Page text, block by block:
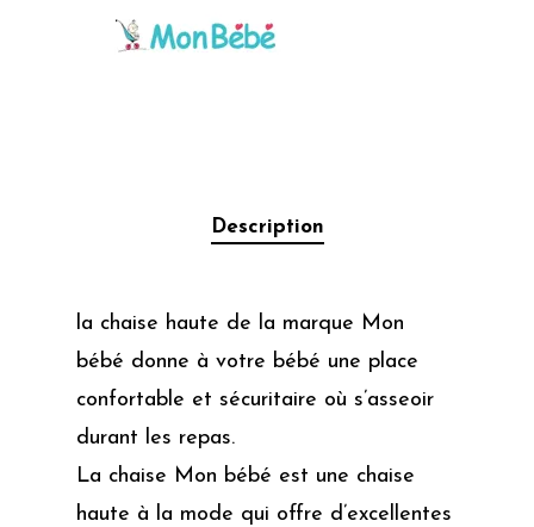
Description
la chaise haute de la marque Mon
bébé donne à votre bébé une place
confortable et sécuritaire où s’asseoir
durant les repas.
La chaise Mon bébé est une chaise
haute à la mode qui offre d’excellentes